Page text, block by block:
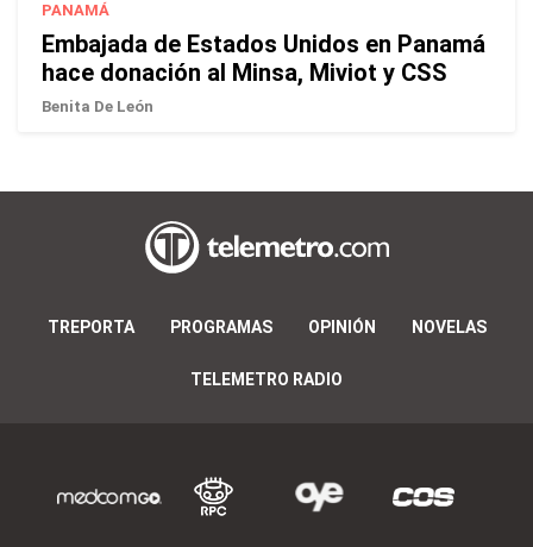
PANAMÁ
Embajada de Estados Unidos en Panamá
hace donación al Minsa, Miviot y CSS
Benita De León
TREPORTA PROGRAMAS OPINIÓN NOVELAS
TELEMETRO RADIO